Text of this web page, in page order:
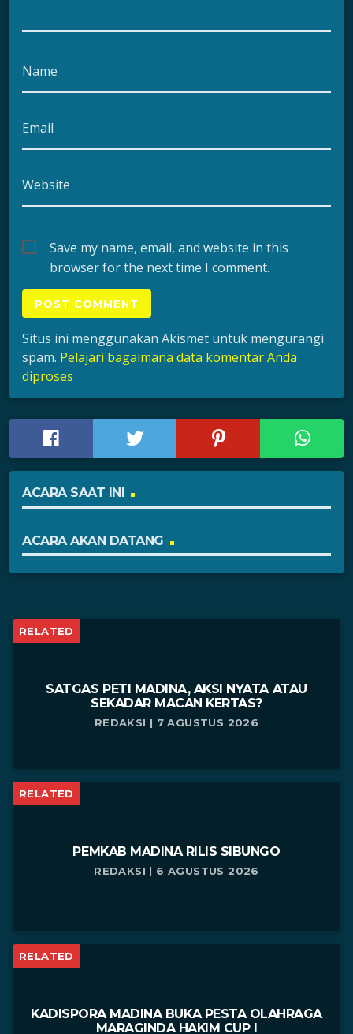
Name
Email
Website
Save my name, email, and website in this
browser for the next time I comment.
Situs ini menggunakan Akismet untuk mengurangi
spam. Pelajari bagaimana data komentar Anda
diproses
ACARA SAAT INI
ACARA AKAN DATANG
RELATED
SATGAS PETI MADINA, AKSI NYATA ATAU
SEKADAR MACAN KERTAS?
REDAKSI | 7 AGUSTUS 2026
RELATED
PEMKAB MADINA RILIS SIBUNGO
REDAKSI | 6 AGUSTUS 2026
RELATED
KADISPORA MADINA BUKA PESTA OLAHRAGA
MARAGINDA HAKIM CUP I